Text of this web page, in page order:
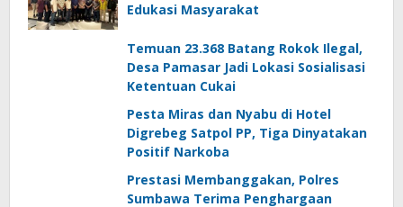
Edukasi Masyarakat
Temuan 23.368 Batang Rokok Ilegal,
Desa Pamasar Jadi Lokasi Sosialisasi
Ketentuan Cukai
Pesta Miras dan Nyabu di Hotel
Digrebeg Satpol PP, Tiga Dinyatakan
Positif Narkoba
Prestasi Membanggakan, Polres
Sumbawa Terima Penghargaan